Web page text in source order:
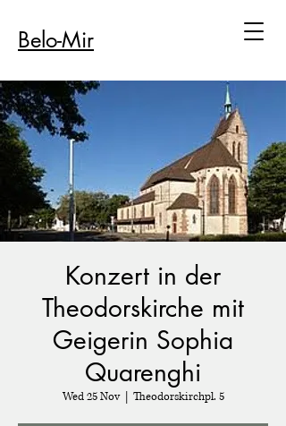
Belo-Mir
Konzert in der
Theodorskirche mit
Geigerin Sophia
Quarenghi
Wed 25 Nov
  |
Theodorskirchpl. 5